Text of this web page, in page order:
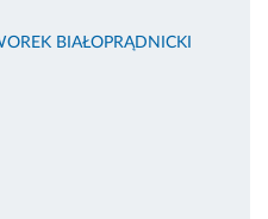
BIAŁOPRĄDNICKI